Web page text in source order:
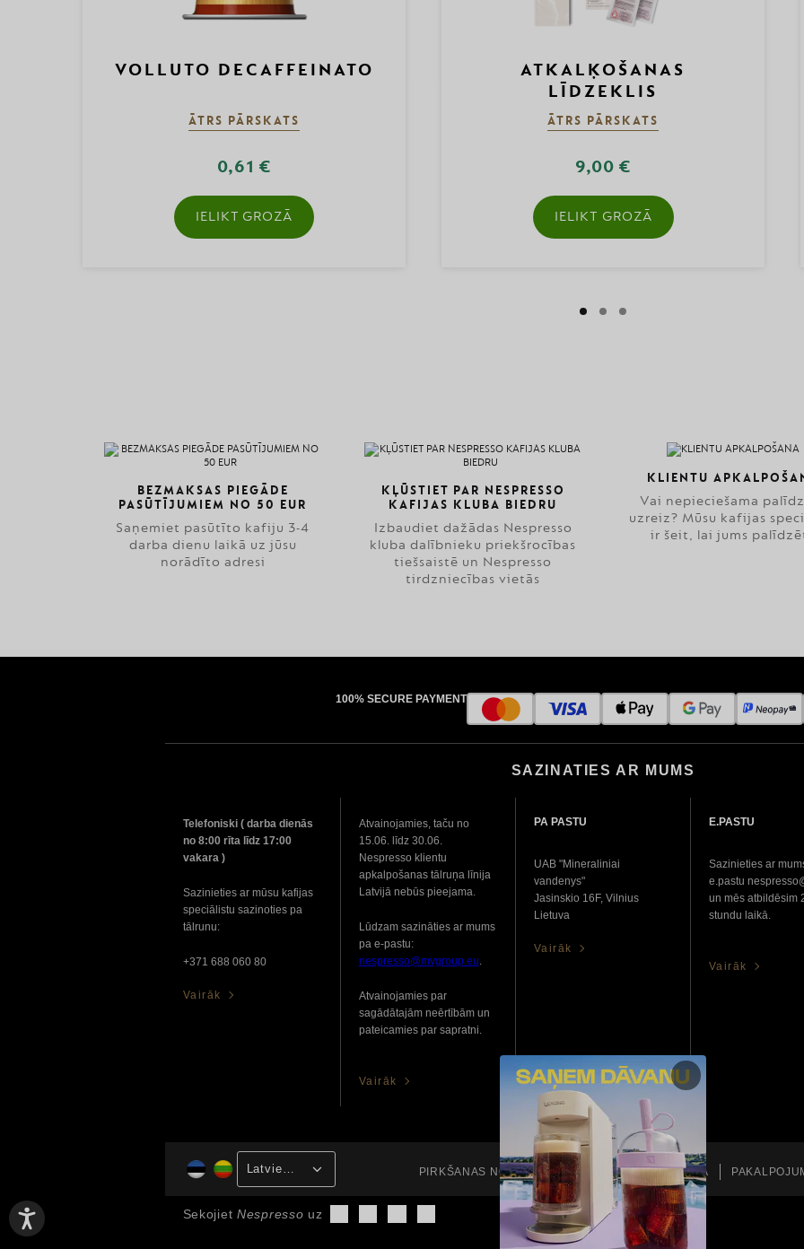
VOLLUTO DECAFFEINATO
ĀTRS PĀRSKATS
0,61 €
IELIKT GROZĀ
ATKALĶOŠANAS
LĪDZEKLIS
ĀTRS PĀRSKATS
9,00 €
IELIKT GROZĀ
BEZMAKSAS PIEGĀDE
PASŪTĪJUMIEM NO 50 EUR
Saņemiet pasūtīto kafiju 3-4
darba dienu laikā uz jūsu
norādīto adresi
KĻŪSTIET PAR NESPRESSO
KAFIJAS KLUBA BIEDRU
Izbaudiet dažādas Nespresso
kluba dalībnieku priekšrocības
tiešsaistē un Nespresso
tirdzniecības vietās
KLIENTU
Vai nepieciešama
uzreiz? Mūsu kafijas
ir šeit, lai jums
100% SECURE PAYMENT
SAZINATIES AR MUMS
Telefoniski ( darba dienās
no 8:00 rīta līdz 17:00
vakara )
Sazinieties ar mūsu kafijas
speciālistu sazinoties pa
tālrunu:
+371 688 060 80
Vairāk
Atvainojamies, taču no
15.06. līdz 30.06.
Nespresso klientu
apkalpošanas tālruņa līnija
Latvijā nebūs pieejama.
Lūdzam sazināties ar mums
pa e-pastu:
nespresso@mvgroup.eu.
Atvainojamies par
sagādātajām neērtībām un
pateicamies par sapratni.
Vairāk
PA PASTU
UAB "Mineraliniai
vandenys"
Jasinskio 16F, Vilnius
Lietuva
Vairāk
E.PASTU
Sazinieties ar
e.pastu
un mēs atbildēsim
stundu laikā.
Vairāk
Latviešu valoda PIRKŠANAS NOSACĪJUMI PRIVĀTUMA POLITIKA
Sekojiet Nespresso uz Lapas augšdaļa